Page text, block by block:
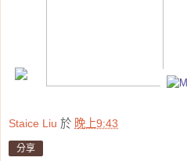
Staice Liu 於 晚上9:43
分享